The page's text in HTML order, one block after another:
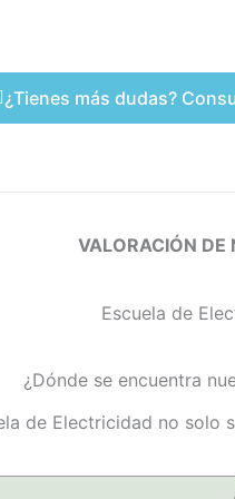
¿Tienes más dudas?
VALORACIÓN DE
¿Dónde se encuentra
de Electricidad no solo